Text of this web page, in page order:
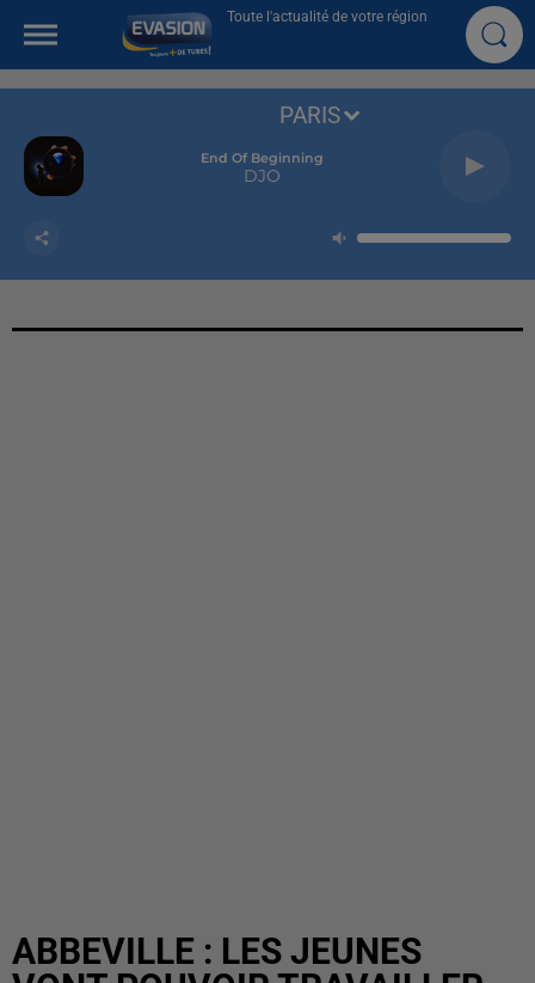
Toute l'actualité de votre région
End Of Beginning
DJO
PARIS
ABBEVILLE : LES JEUNES